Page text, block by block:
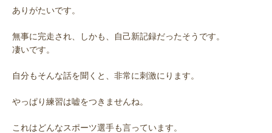
ありがたいです。
無事に完走され、しかも、自己新記録だったそうです。
凄いです。
自分もそんな話を聞くと、非常に刺激にります。
やっぱり練習は嘘をつきませんね。
これはどんなスポーツ選手も言っています。